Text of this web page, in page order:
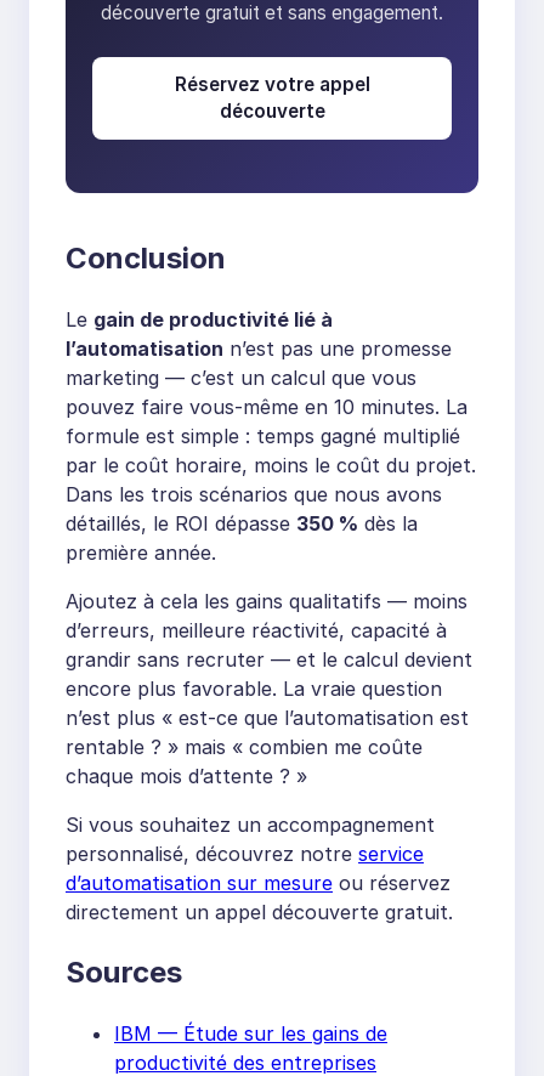
découverte gratuit et sans engagement.
Réservez votre appel
découverte
Conclusion
Le gain de productivité lié à
l’automatisation n’est pas une promesse
marketing — c’est un calcul que vous
pouvez faire vous-même en 10 minutes. La
formule est simple : temps gagné multiplié
par le coût horaire, moins le coût du projet.
Dans les trois scénarios que nous avons
détaillés, le ROI dépasse 350 % dès la
première année.
Ajoutez à cela les gains qualitatifs — moins
d’erreurs, meilleure réactivité, capacité à
grandir sans recruter — et le calcul devient
encore plus favorable. La vraie question
n’est plus « est-ce que l’automatisation est
rentable ? » mais « combien me coûte
chaque mois d’attente ? »
Si vous souhaitez un accompagnement
personnalisé, découvrez notre service
d’automatisation sur mesure ou réservez
directement un appel découverte gratuit.
Sources
IBM — Étude sur les gains de
productivité des entreprises